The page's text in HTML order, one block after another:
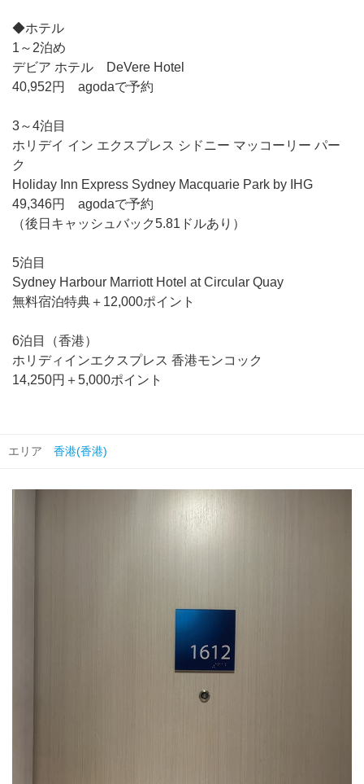
◆ホテル
1～2泊め
デビア ホテル DeVere Hotel
40,952円 agodaで予約
3～4泊目
ホリデイ イン エクスプレス シドニー マッコーリー パー
ク
Holiday Inn Express Sydney Macquarie Park by IHG
49,346円 agodaで予約
（後日キャッシュバック5.81ドルあり）
5泊目
Sydney Harbour Marriott Hotel at Circular Quay
無料宿泊特典＋12,000ポイント
6泊目（香港）
ホリディインエクスプレス 香港モンコック
14,250円＋5,000ポイント
エリア 香港(香港)